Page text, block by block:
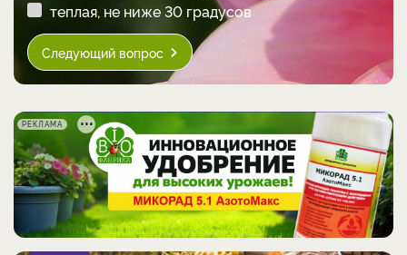
теплая, не ниже 30 градусов
Следующий вопрос
РЕКЛАМА